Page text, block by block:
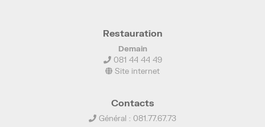
Restauration
Demain
081 44 44 49
Site internet
Contacts
Général : 081.77.67.73